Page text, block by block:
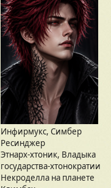
Инфирмукс, Симбер
Ресинджер
Этнарх-хтоник, Владыка
государства-хтонократии
Некроделла на планете